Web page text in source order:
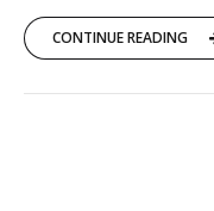
CONTINUE READING